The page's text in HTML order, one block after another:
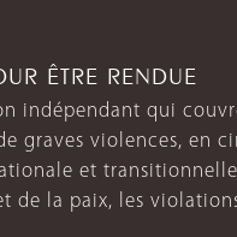
ÊTRE RENDUE
indépendant qui
graves violences, en
et
de la paix, les